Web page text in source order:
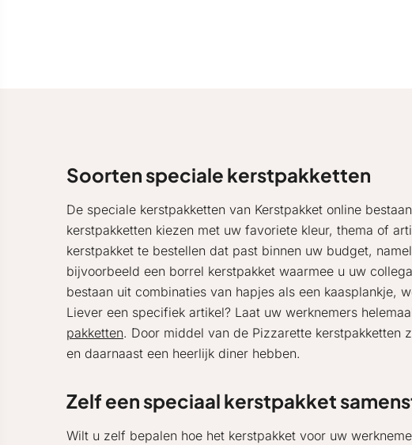
Soorten speciale kerstpakketten
De speciale kerstpakketten van Kerstpakket online
kerstpakketten kiezen met uw favoriete kleur, thema of
kerstpakket te bestellen dat past binnen uw budget,
bijvoorbeeld een borrel kerstpakket waarmee u uw
bestaan uit combinaties van hapjes als een kaasplankje,
Liever een specifiek artikel? Laat uw werknemers
pakketten. Door middel van de Pizzarette kerstpakketten
en daarnaast een heerlijk diner hebben.
Zelf een speciaal kerstpakket
Wilt u zelf bepalen hoe het kerstpakket voor uw